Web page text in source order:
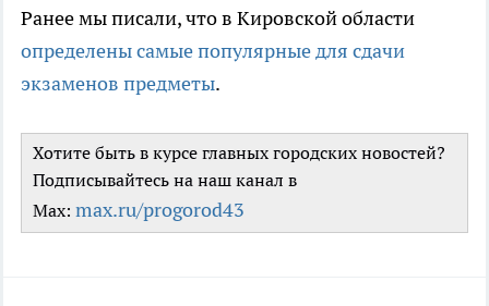
Ранее мы писали, что в Кировской области
определены самые популярные для сдачи
экзаменов предметы.
Хотите быть в курсе главных городских новостей?
Подписывайтесь на наш канал в
Max: max.ru/progorod43